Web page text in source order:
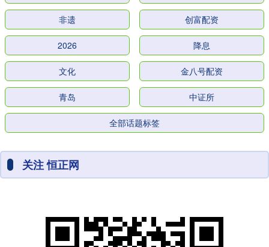
非遗 创富配资
2026 降息
文化 金八号配资
青岛 中证所
全部话题标签
关注 恒正网